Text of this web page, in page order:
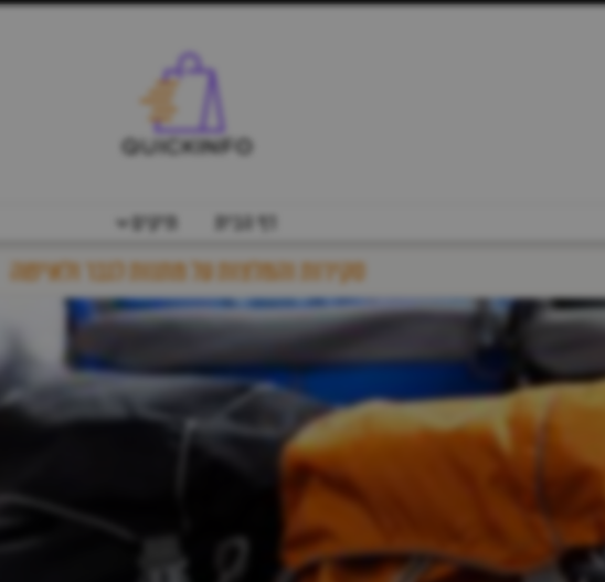
דף הבית תיקים
סקירות והמלצות על מתנות לגבר ולאישה